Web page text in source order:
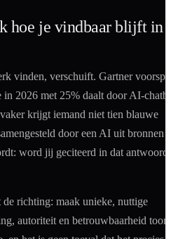
hoe je vindbaar blijft in
vinden, verschuift. Gartner
2026 met 25% daalt door AI-
krijgt iemand niet tien blauwe
door een AI uit bronnen
word jij geciteerd in dat antwoord,
richting: maak unieke, nuttige
autoriteit en betrouwbaarheid